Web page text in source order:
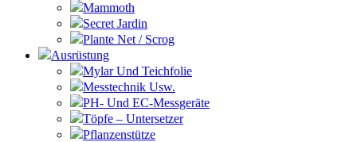
Mammoth
Secret Jardin
Plante Net / Scrog
Ausrüstung
Mylar Und Teichfolie
Messtechnik Usw.
PH- Und EC-Messgeräte
Töpfe – Untersetzer
Pflanzenstütze